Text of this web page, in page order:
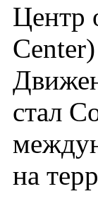
Центр
стал
на